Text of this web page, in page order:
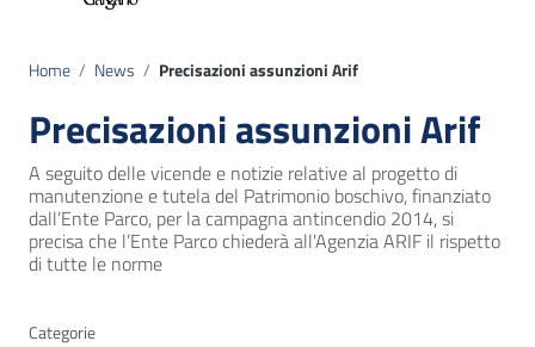
Home / News / Precisazioni assunzioni Arif
Precisazioni assunzioni Arif
A seguito delle vicende e notizie relative al progetto di
manutenzione e tutela del Patrimonio boschivo, finanziato
dall’Ente Parco, per la campagna antincendio 2014, si
precisa che l’Ente Parco chiederà all'Agenzia ARIF il rispetto
di tutte le norme
Categorie